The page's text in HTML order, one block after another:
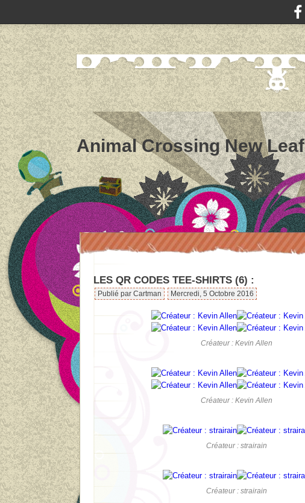
Animal Crossing New Leaf
LES QR CODES TEE-SHIRTS (6) :
Publié par Cartman Mercredi, 5 Octobre 2016
Créateur : Kevin Allen
Créateur : Kevin Allen
Créateur : strairain
Créateur : strairain